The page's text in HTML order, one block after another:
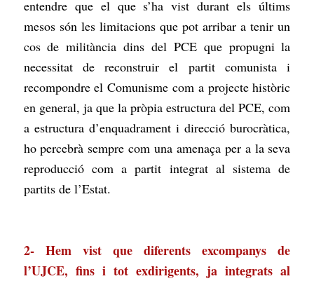
entendre que el que s’ha vist durant els últims
mesos són les limitacions que pot arribar a tenir un
cos de militància dins del PCE que propugni la
necessitat de reconstruir el partit comunista i
recompondre el Comunisme com a projecte històric
en general, ja que la pròpia estructura del PCE, com
a estructura d’enquadrament i direcció burocràtica,
ho percebrà sempre com una amenaça per a la seva
reproducció com a partit integrat al sistema de
partits de l’Estat.
2- Hem vist que diferents excompanys de
l’UJCE, fins i tot exdirigents, ja integrats al